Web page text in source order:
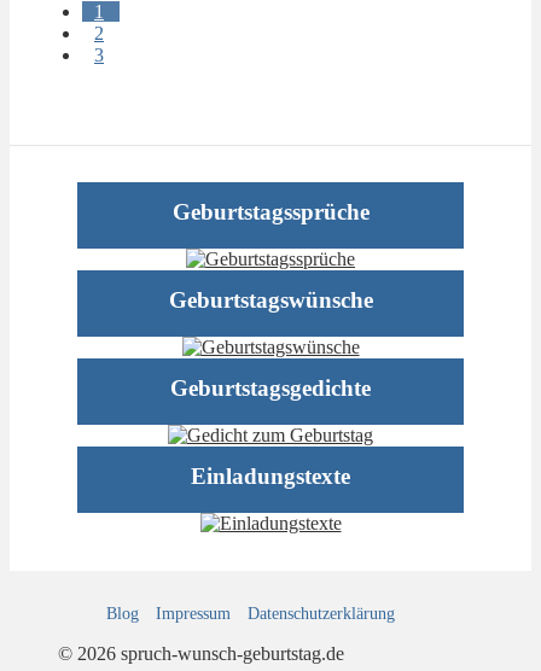
1
2
3
Geburtstagssprüche
Geburtstagswünsche
Geburtstagsgedichte
Einladungstexte
Blog Impressum Datenschutz­erklärung
© 2026 spruch-wunsch-geburtstag.de